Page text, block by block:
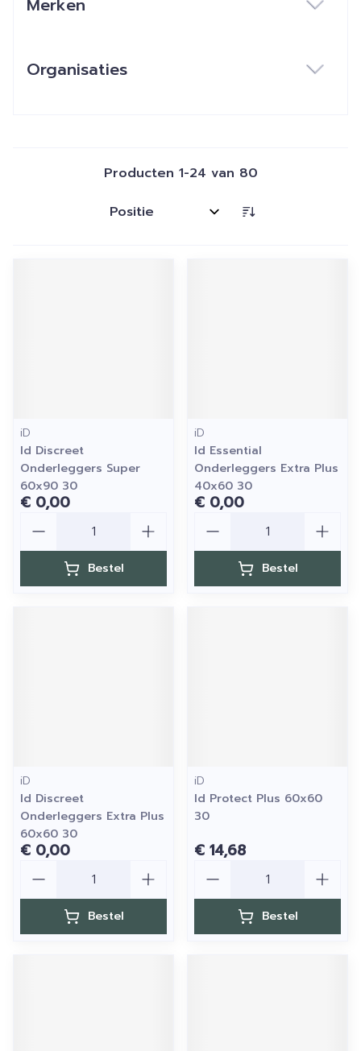
Merken
Organisaties
Producten 1-24 van 80
Sorteer op:
iD
Id Discreet
Onderleggers Super
60x90 30
€ 0,00
Bestel
iD
Id Essential
Onderleggers Extra Plus
40x60 30
€ 0,00
Bestel
iD
Id Discreet
Onderleggers Extra Plus
60x60 30
€ 0,00
Bestel
iD
Id Protect Plus 60x60
30
€ 14,68
Bestel